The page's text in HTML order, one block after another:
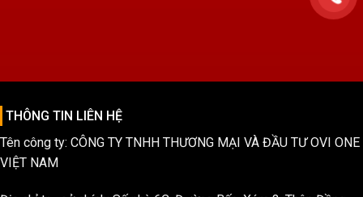
THÔNG TIN LIÊN HỆ
Tên công ty: CÔNG TY TNHH THƯƠNG MẠI VÀ ĐẦU TƯ OVI ONE
VIỆT NAM